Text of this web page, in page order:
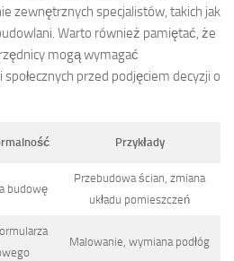
zewnętrznych specjalistów, takich jak
Warto również pamiętać, że
mogą wymagać
przed podjęciem decyzji o
Przykłady
budowę
Przebudowa ścian, zmiana
układu pomieszczeń
Malowanie, wymiana podłóg